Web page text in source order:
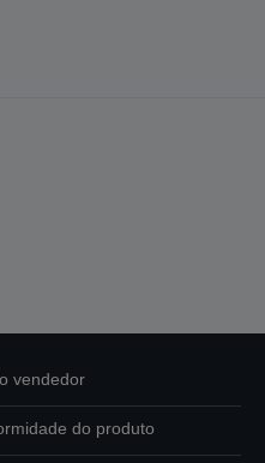
vendedor
do produto